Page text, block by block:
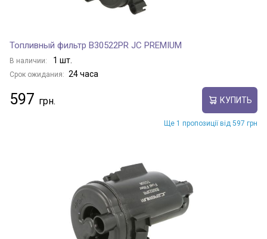
Топливный фильтр B30522PR JC PREMIUM
В наличии: 1 шт.
Срок ожидания: 24 часа
597 КУПИТЬ
Ще 1 пропозиції від 597 грн